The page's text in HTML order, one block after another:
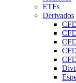
ETFs
Derivados